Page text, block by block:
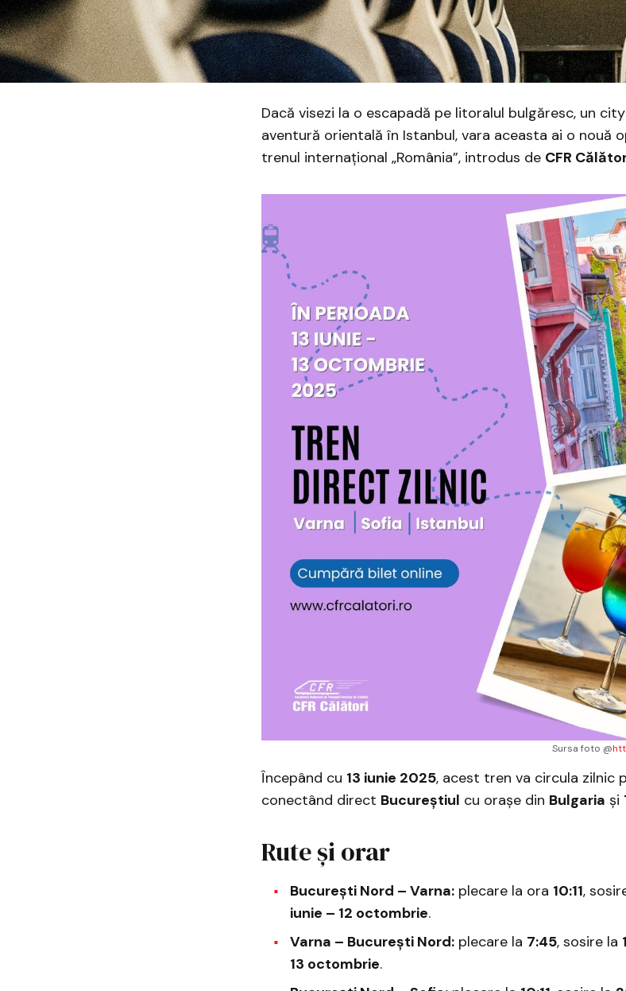
Dacă visezi la o escapadă pe litoralul bulgăresc, un
aventură orientală în Istanbul, vara aceasta ai o nouă
trenul internațional „România”, introdus de CFR
Sursa foto @
Începând cu 13 iunie 2025, acest tren va circula zilnic
conectând direct Bucureștiul cu orașe din Bulgaria și
Rute și orar
București Nord – Varna:plecare la ora 10:11,
iunie – 12 octombrie.
Varna – București Nord:plecare la 7:45, sosire la
13 octombrie.